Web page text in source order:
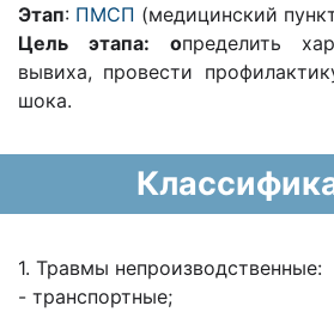
Этап: ПМСП (медицинский
Цель этапа: определить
вывиха, провести
шока.
1. Травмы непроизводственные:
- транспортные;